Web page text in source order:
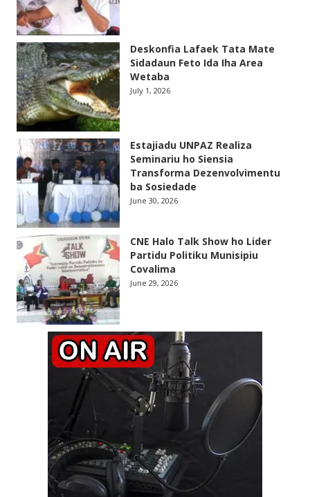
Deskonfia Lafaek Tata Mate
Sidadaun Feto Ida Iha Area
Wetaba
July 1, 2026
Estajiadu UNPAZ Realiza
Seminariu ho Siensia
Transforma Dezenvolvimentu
ba Sosiedade
June 30, 2026
CNE Halo Talk Show ho Lider
Partidu Politiku Munisipiu
Covalima
June 29, 2026